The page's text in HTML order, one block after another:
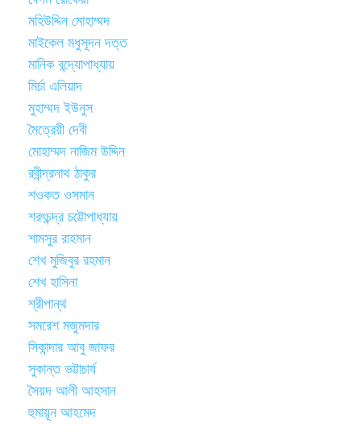
মহিউদ্দিন মোহাম্মদ
মাইকেল মধুসূদন দত্ত
মানিক বন্দ্যোপাধ্যায়
মির্চা এলিয়াদ
মুহাম্মদ ইউনুস
মৈত্রেয়ী দেবী
মোহাম্মদ নাজিম উদ্দিন
রবীন্দ্রনাথ ঠাকুর
শওকত ওসমান
শরৎচন্দ্র চট্টোপাধ্যায়
শামসুর রাহমান
শেখ মুজিবুর রহমান
শেখ হাসিনা
শ্রীপান্থ
সমরেশ মজুমদার
সিকান্দার আবু জাফর
সুকান্ত ভট্টাচার্য
সৈয়দ আলী আহসান
হুমায়ূন আহমেদ